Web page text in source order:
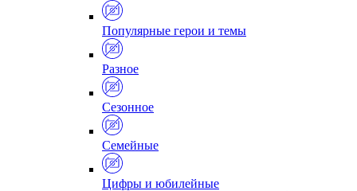
Популярные герои и темы
Разное
Сезонное
Семейные
Цифры и юбилейные